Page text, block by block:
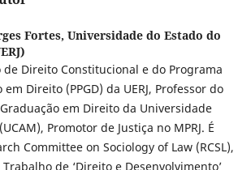
Fortes, Universidade do Estado do
de Direito Constitucional e do Programa
Direito (PPGD) da UERJ, Professor do
em Direito da Universidade
Promotor de Justiça no MPRJ. É
Committee on Sociology of Law (RCSL),
de ‘Direito e Desenvolvimento’